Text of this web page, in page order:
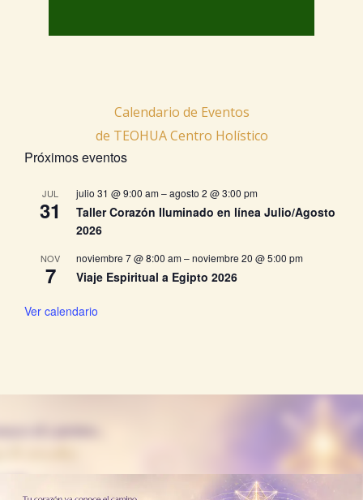
Calendario de Eventos
de TEOHUA Centro Holístico
Próximos eventos
JUL
31
julio 31 @ 9:00 am–agosto 2 @ 3:00 pm
Taller Corazón Iluminado en línea Julio/Agosto
2026
NOV
7
noviembre 7 @ 8:00 am–noviembre 20 @ 5:00 pm
Viaje Espiritual a Egipto 2026
Ver calendario